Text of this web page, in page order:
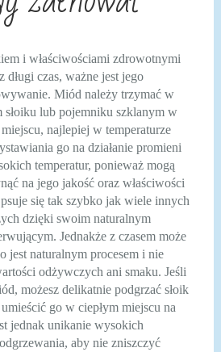
i właściwościami zdrowotnymi
czas, ważne jest jego
Miód należy trzymać w
słoiku lub pojemniku szklanym w
najlepiej w temperaturze
go na działanie promieni
temperatur, ponieważ mogą
na jego jakość oraz właściwości
się tak szybko jak wiele innych
dzięki swoim naturalnym
Jednakże z czasem może
jest naturalnym procesem i nie
odżywczych ani smaku. Jeśli
możesz delikatnie podgrzać słoik
go w ciepłym miejscu na
jednak unikanie wysokich
aby nie zniszczyć